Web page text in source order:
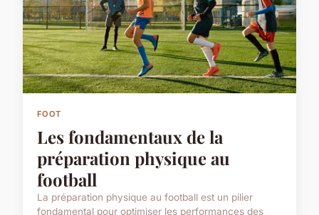
FOOT
Les fondamentaux de la
préparation physique au
football
La préparation physique au football est un pilier
fondamental pour optimiser les performances des